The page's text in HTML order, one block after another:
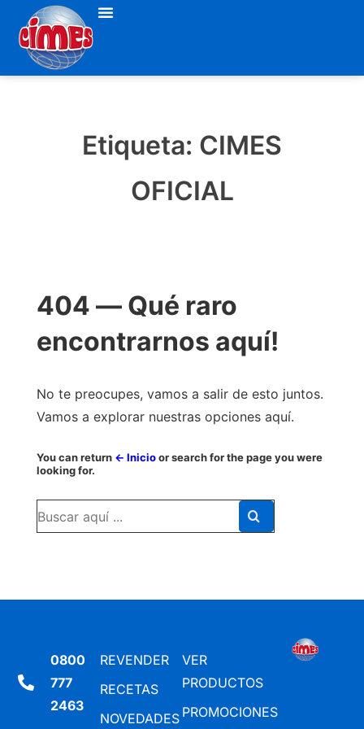
Etiqueta: CIMES
OFICIAL
404 — Qué raro
encontrarnos aquí!
No te preocupes, vamos a salir de esto juntos.
Vamos a explorar nuestras opciones aquí.
You can return ← Inicioor search for the page you were
looking for.
VER
PRODUCTOS
PROMOCIONES
REVENDER
RECETAS
NOVEDADES
0800
777
2463